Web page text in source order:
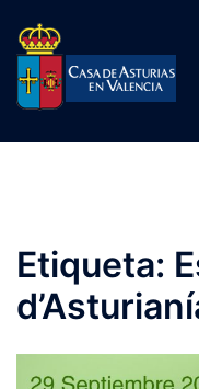
contenido
Etiqueta: